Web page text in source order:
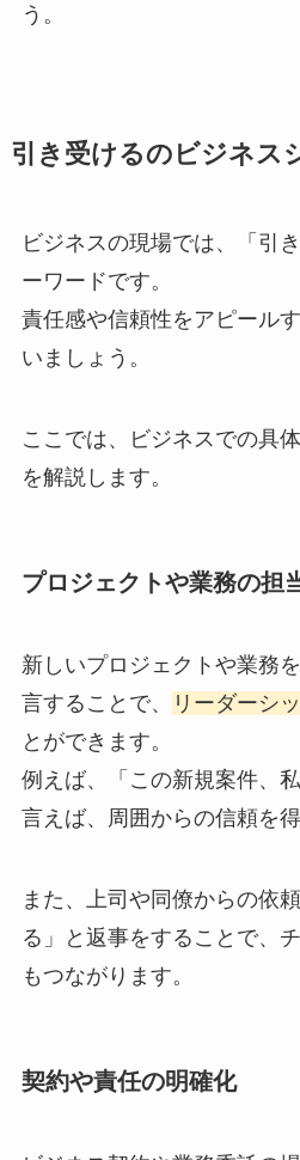
う。
引き受けるのビジネス
ビジネスの現場では、「引
ーワードです。
責任感や信頼性をアピール
いましょう。
ここでは、ビジネスでの具
を解説します。
プロジェクトや業務の担
新しいプロジェクトや業務
言することで、
リーダーシ
とができます。
例えば、「この新規案件、
言えば、周囲からの信頼を
また、上司や同僚からの依
る」と返事をすることで、
もつながります。
契約や責任の明確化